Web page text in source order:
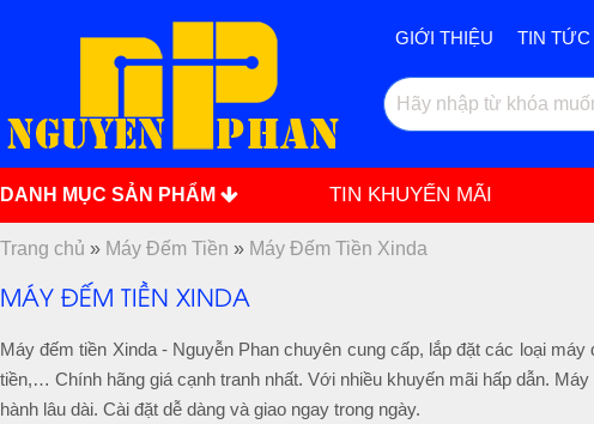
GIỚI THIỆU TIN TỨC
DANH MỤC SẢN PHẨM TIN KHUYẾN MÃI
Trang chủ » Máy Đếm Tiền » Máy Đếm Tiền Xinda
MÁY ĐẾM TIỀN XINDA
Máy đếm tiền Xinda - Nguyễn Phan chuyên cung cấp, lắp đặt các loại
tiền,… Chính hãng giá cạnh tranh nhất. Với nhiều khuyến mãi hấp dẫn.
hành lâu dài. Cài đặt dễ dàng và giao ngay trong ngày.